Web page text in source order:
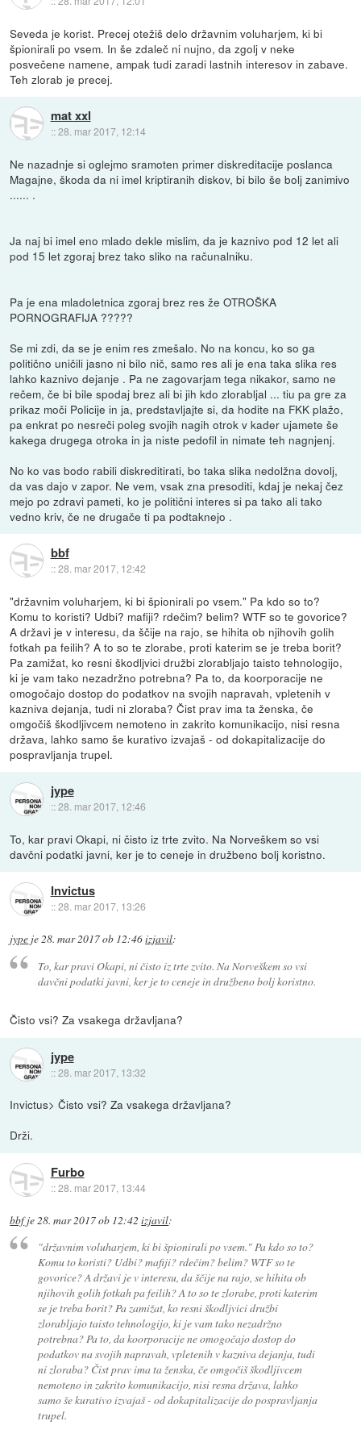
Seveda je korist. Precej otežiš delo državnim voluharjem, ki bi
špionirali po vsem. In še zdaleč ni nujno, da zgolj v neke
posvečene namene, ampak tudi zaradi lastnih interesov in zabave.
Teh zlorab je precej.
mat xxl
::28. mar 2017, 12:14
Ne nazadnje si oglejmo sramoten primer diskreditacije poslanca
Magajne, škoda da ni imel kriptiranih diskov, bi bilo še bolj zanimivo
...... .
Ja naj bi imel eno mlado dekle mislim, da je kaznivo pod 12 let ali
pod 15 let zgoraj brez tako sliko na računalniku.
Pa je ena mladoletnica zgoraj brez res že OTROŠKA
PORNOGRAFIJA ?????
Se mi zdi, da se je enim res zmešalo. No na koncu, ko so ga
politično uničili jasno ni bilo nič, samo res ali je ena taka slika res
lahko kaznivo dejanje . Pa ne zagovarjam tega nikakor, samo ne
rečem, če bi bile spodaj brez ali bi jih kdo zlorabljal ... tiu pa gre za
prikaz moči Policije in ja, predstavljajte si, da hodite na FKK plažo,
pa enkrat po nesreči poleg svojih nagih otrok v kader ujamete še
kakega drugega otroka in ja niste pedofil in nimate teh nagnjenj.
No ko vas bodo rabili diskreditirati, bo taka slika nedolžna dovolj,
da vas dajo v zapor. Ne vem, vsak zna presoditi, kdaj je nekaj čez
mejo po zdravi pameti, ko je politični interes si pa tako ali tako
vedno kriv, če ne drugače ti pa podtaknejo .
bbf
::28. mar 2017, 12:42
"državnim voluharjem, ki bi špionirali po vsem." Pa kdo so to?
Komu to koristi? Udbi? mafiji? rdečim? belim? WTF so te govorice?
A državi je v interesu, da ščije na rajo, se hihita ob njihovih golih
fotkah pa feilih? A to so te zlorabe, proti katerim se je treba borit?
Pa zamižat, ko resni škodljvici družbi zlorabljajo taisto tehnologijo,
ki je vam tako nezadržno potrebna? Pa to, da koorporacije ne
omogočajo dostop do podatkov na svojih napravah, vpletenih v
kazniva dejanja, tudi ni zloraba? Čist prav ima ta ženska, če
omgočiš škodljivcem nemoteno in zakrito komunikacijo, nisi resna
država, lahko samo še kurativo izvajaš - od dokapitalizacije do
pospravljanja trupel.
jype
::28. mar 2017, 12:46
To, kar pravi Okapi, ni čisto iz trte zvito. Na Norveškem so vsi
davčni podatki javni, ker je to ceneje in družbeno bolj koristno.
Invictus
::28. mar 2017, 13:26
jype je28. mar 2017 ob 12:46izjavil:
To, kar pravi Okapi, ni čisto iz trte zvito. Na Norveškem so vsi
davčni podatki javni, ker je to ceneje in družbeno bolj koristno.
Čisto vsi? Za vsakega državljana?
jype
::28. mar 2017, 13:32
Invictus> Čisto vsi? Za vsakega državljana?
Drži.
Furbo
::28. mar 2017, 13:44
bbfje 28. mar 2017 ob 12:42 izjavil:
"državnim voluharjem, ki bi špionirali po vsem." Pa kdo so to?
Komu to koristi? Udbi? mafiji? rdečim? belim? WTF so te
govorice? A državi je v interesu, da ščije na rajo, se hihita ob
njihovih golih fotkah pa feilih? A to so te zlorabe, proti katerim
se je treba borit? Pa zamižat, ko resni škodljvici družbi
zlorabljajo taisto tehnologijo, ki je vam tako nezadržno
potrebna? Pa to, da koorporacije ne omogočajo dostop do
podatkov na svojih napravah, vpletenih v kazniva dejanja, tudi
ni zloraba? Čist prav ima ta ženska, če omgočiš škodljivcem
nemoteno in zakrito komunikacijo, nisi resna država, lahko
samo še kurativo izvajaš - od dokapitalizacije do pospravljanja
trupel.